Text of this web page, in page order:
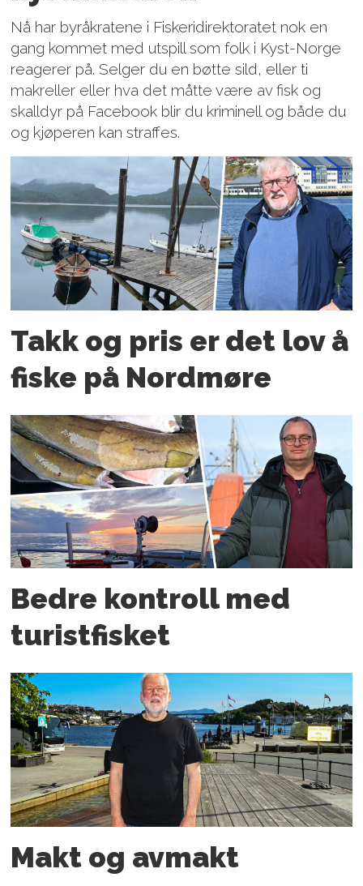
Nå har byråkratene i Fiskeridirektoratet nok en
gang kommet med utspill som folk i Kyst-Norge
reagerer på. Selger du en bøtte sild, eller ti
makreller eller hva det måtte være av fisk og
skalldyr på Facebook blir du kriminell og både du
og kjøperen kan straffes.
Takk og pris er det lov å
fiske på Nordmøre
Bedre kontroll med
turistfisket
Makt og avmakt